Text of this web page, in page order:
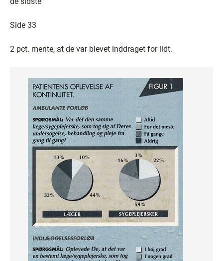
Side 33
2 pct. mente, at de var blevet inddraget for lidt.